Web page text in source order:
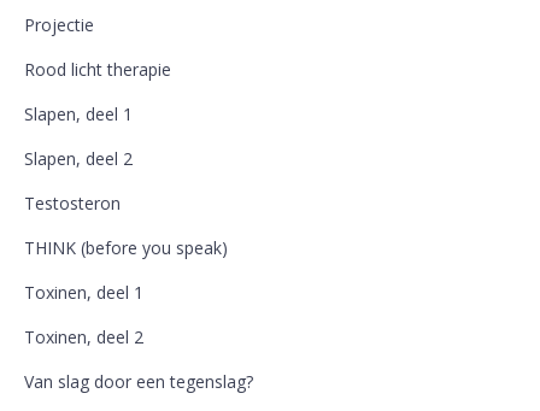
Projectie
Rood licht therapie
Slapen, deel 1
Slapen, deel 2
Testosteron
THINK (before you speak)
Toxinen, deel 1
Toxinen, deel 2
Van slag door een tegenslag?